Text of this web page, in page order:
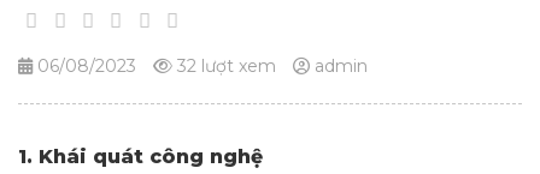
06/08/2023 32 lượt xem admin
1. Khái quát công nghệ